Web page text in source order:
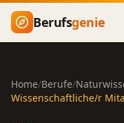
Zum Hauptinhalt
Berufsgenie
Home/Berufe/
Wissenschaftliche/r